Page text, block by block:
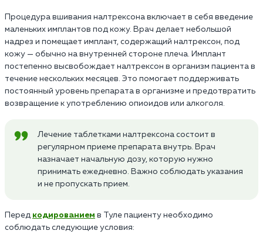
Процедура вшивания налтрексона включает в себя введение
маленьких имплантов под кожу. Врач делает небольшой
надрез и помещает имплант, содержащий налтрексон, под
кожу — обычно на внутренней стороне плеча. Имплант
постепенно высвобождает налтрексон в организм пациента в
течение нескольких месяцев. Это помогает поддерживать
постоянный уровень препарата в организме и предотвратить
возвращение к употреблению опиоидов или алкоголя.
Лечение таблетками налтрексона состоит в
регулярном приеме препарата внутрь. Врач
назначает начальную дозу, которую нужно
принимать ежедневно. Важно соблюдать указания
и не пропускать прием.
Перед кодированием в Туле пациенту необходимо
соблюдать следующие условия: